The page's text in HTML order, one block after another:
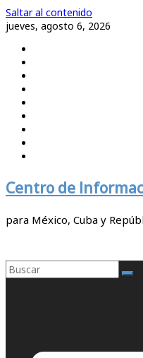
Saltar al contenido
jueves, agosto 6, 2026
Centro de
para México, Cuba y